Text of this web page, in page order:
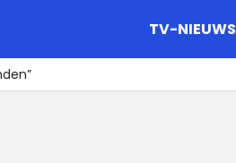
TV-NIEUWS